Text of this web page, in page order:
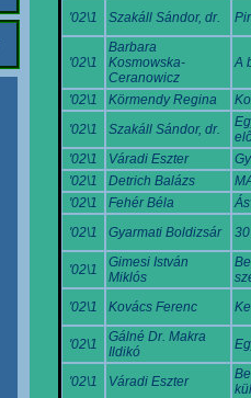
'02\1
Szakáll Sándor, dr.
'02\1
Barbara
Kosmowska-
Ceranowicz
A
'02\1 Körmendy Regina
'02\1
Szakáll Sándor, dr.
'02\1
Váradi Eszter
'02\1
Detrich Balázs
'02\1
Fehér Béla
'02\1
Gyarmati Boldizsár
'02\1
Gimesi István
Miklós
'02\1
Kovács Ferenc
'02\1
Gálné Dr. Makra
Ildikó
'02\1 Váradi Eszter